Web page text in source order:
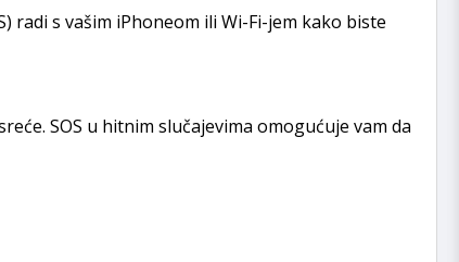
radi s vašim iPhoneom ili Wi-Fi-jem kako biste
SOS u hitnim slučajevima omogućuje vam da